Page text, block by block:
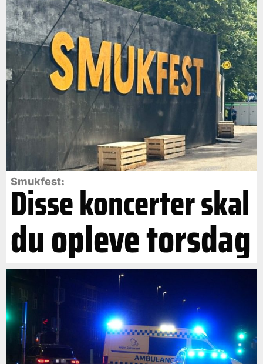
Smukfest:
Disse koncerter skal
du opleve torsdag